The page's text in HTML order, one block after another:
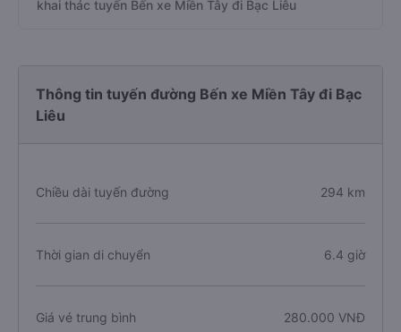
khai thác tuyến Bến xe Miền Tây đi Bạc Liêu
Thông tin tuyến đường Bến xe Miền Tây đi Bạc
Liêu
Chiều dài tuyến đường 294 km
Thời gian di chuyển 6.4 giờ
Giá vé trung bình 280.000 VNĐ